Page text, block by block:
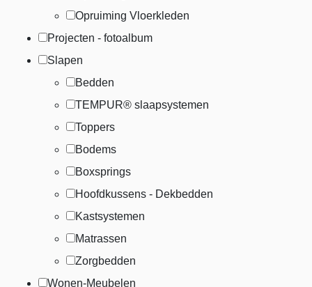
Opruiming Vloerkleden
Projecten - fotoalbum
Slapen
Bedden
TEMPUR® slaapsystemen
Toppers
Bodems
Boxsprings
Hoofdkussens - Dekbedden
Kastsystemen
Matrassen
Zorgbedden
Wonen-Meubelen